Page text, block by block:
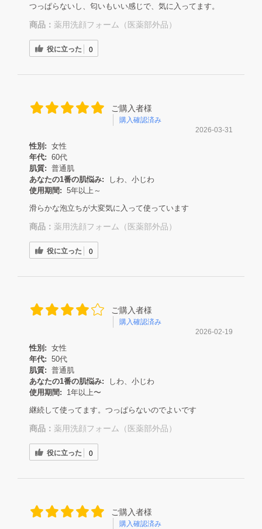
つっぱらないし、匂いもいい感じで、気に入ってます。
商品： 薬用洗顔フォーム（医薬部外品）
役に立った 0
ご購入者様
購入確認済み
2026-03-31
性別: 女性
年代: 60代
肌質: 普通肌
あなたの1番の肌悩み:
しわ、小じわ
使用期間: 5年以上～
滑らかな泡立ちが大変気に入って使っています
商品： 薬用洗顔フォーム（医薬部外品）
役に立った 0
ご購入者様
購入確認済み
2026-02-19
性別: 女性
年代: 50代
肌質: 普通肌
あなたの1番の肌悩み:
しわ、小じわ
使用期間:
1年以上〜
継続して使ってます。つっぱらないのでよいです
商品： 薬用洗顔フォーム（医薬部外品）
役に立った 0
ご購入者様
購入確認済み